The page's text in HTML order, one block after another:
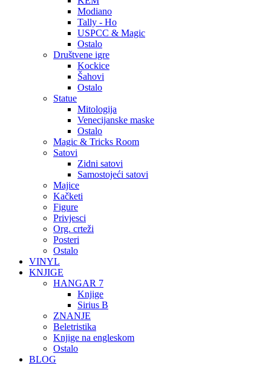
Modiano
Tally - Ho
USPCC & Magic
Ostalo
Društvene igre
Kockice
Šahovi
Ostalo
Statue
Mitologija
Venecijanske maske
Ostalo
Magic & Tricks Room
Satovi
Zidni satovi
Samostojeći satovi
Majice
Kačketi
Figure
Privjesci
Org. crteži
Posteri
Ostalo
VINYL
KNJIGE
HANGAR 7
Knjige
Sirius B
ZNANJE
Beletristika
Knjige na engleskom
Ostalo
BLOG